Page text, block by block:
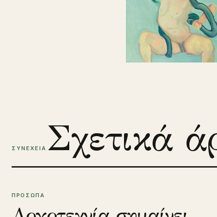
ΣΥΝΕΧΕΙΑ Σχετικά
ΠΡΟΣΩΠΑ